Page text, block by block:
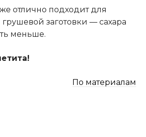
отлично подходит для
заготовки — сахара
меньше.
По материалам